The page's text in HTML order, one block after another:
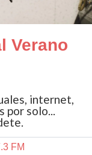
Verano
internet,
solo...
FM